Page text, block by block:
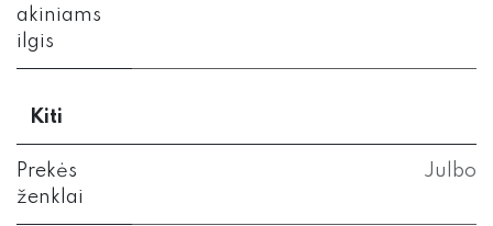
akiniams
ilgis
Kiti
Prekės
ženklai
Julbo